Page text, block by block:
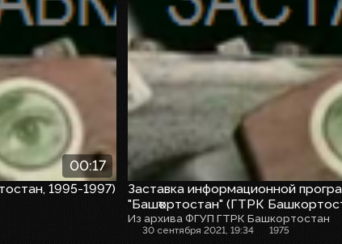
00:17
1995-1997)
Заставка информационной
"Башҡортостан" (ГТРК
Из архива ФГУП ГТРК Башкортостан
30 сентября 2021, 19:34 1975